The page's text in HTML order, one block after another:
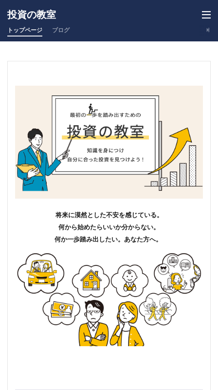
投資の教室
トップページ ブログ
将来に漠然とした不安を感じている。
何から始めたらいいか分からない。
何か一歩踏み出したい。あなた方へ。